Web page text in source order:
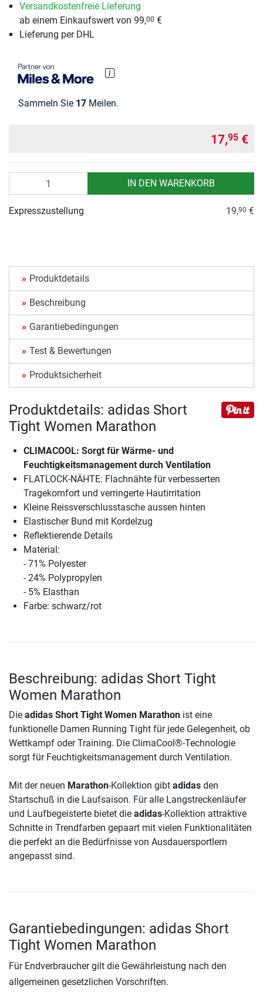
Versandkostenfreie Lieferung
ab einem Einkaufswert von 99,00 €
Lieferung per DHL
Sammeln Sie 17 Meilen.
17,95 €
IN DEN WARENKORB
Expresszustellung 19,90 €
Produktdetails
Beschreibung
Garantiebedingungen
Test & Bewertungen
Produktsicherheit
Produktdetails: adidas Short
Tight Women Marathon
CLIMACOOL: Sorgt für Wärme- und
Feuchtigkeitsmanagement durch Ventilation
FLATLOCK-NÄHTE: Flachnähte für verbesserten
Tragekomfort und verringerte Hautirritation
Kleine Reissverschlusstasche aussen hinten
Elastischer Bund mit Kordelzug
Reflektierende Details
Material:
- 71% Polyester
- 24% Polypropylen
- 5% Elasthan
Farbe: schwarz/rot
Beschreibung: adidas Short Tight
Women Marathon
Die adidas Short Tight Women Marathon ist eine
funktionelle Damen Running Tight für jede Gelegenheit, ob
Wettkampf oder Training. Die ClimaCool®-Technologie
sorgt für Feuchtigkeitsmanagement durch Ventilation.
Mit der neuen Marathon-Kollektion gibt adidas den
Startschuß in die Laufsaison. Für alle Langstreckenläufer
und Laufbegeisterte bietet die adidas-Kollektion attraktive
Schnitte in Trendfarben gepaart mit vielen Funktionalitäten
die perfekt an die Bedürfnisse von Ausdauersportlern
angepasst sind.
Garantiebedingungen: adidas Short
Tight Women Marathon
Für Endverbraucher gilt die Gewährleistung nach den
allgemeinen gesetzlichen Vorschriften.